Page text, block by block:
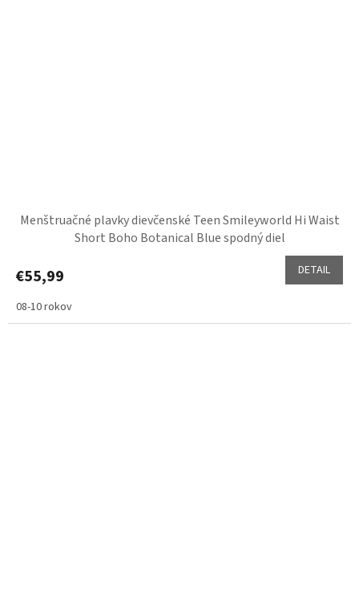
Menštruačné plavky dievčenské Teen Smileyworld Hi Waist
Short Boho Botanical Blue spodný diel
€55,99 DETAIL
08-10 rokov